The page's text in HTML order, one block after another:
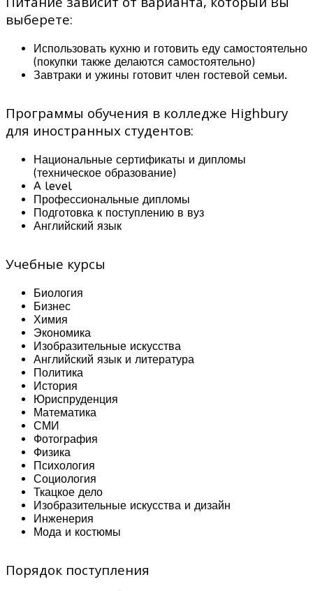
выберете:
Использовать кухню и готовить еду самостоятельно
(покупки также делаются самостоятельно)
Завтраки и ужины готовит член гостевой семьи.
Программы обучения в колледже Highbury
для иностранных студентов:
Национальные сертификаты и дипломы
(техническое образование)
A level
Профессиональные дипломы
Подготовка к поступлению в вуз
Английский язык
Учебные курсы
Биология
Бизнес
Химия
Экономика
Изобразительные искусства
Английский язык и литература
Политика
История
Юриспруденция
Математика
СМИ
Фотография
Физика
Психология
Социология
Ткацкое дело
Изобразительные искусства и дизайн
Инженерия
Мода и костюмы
Порядок поступления